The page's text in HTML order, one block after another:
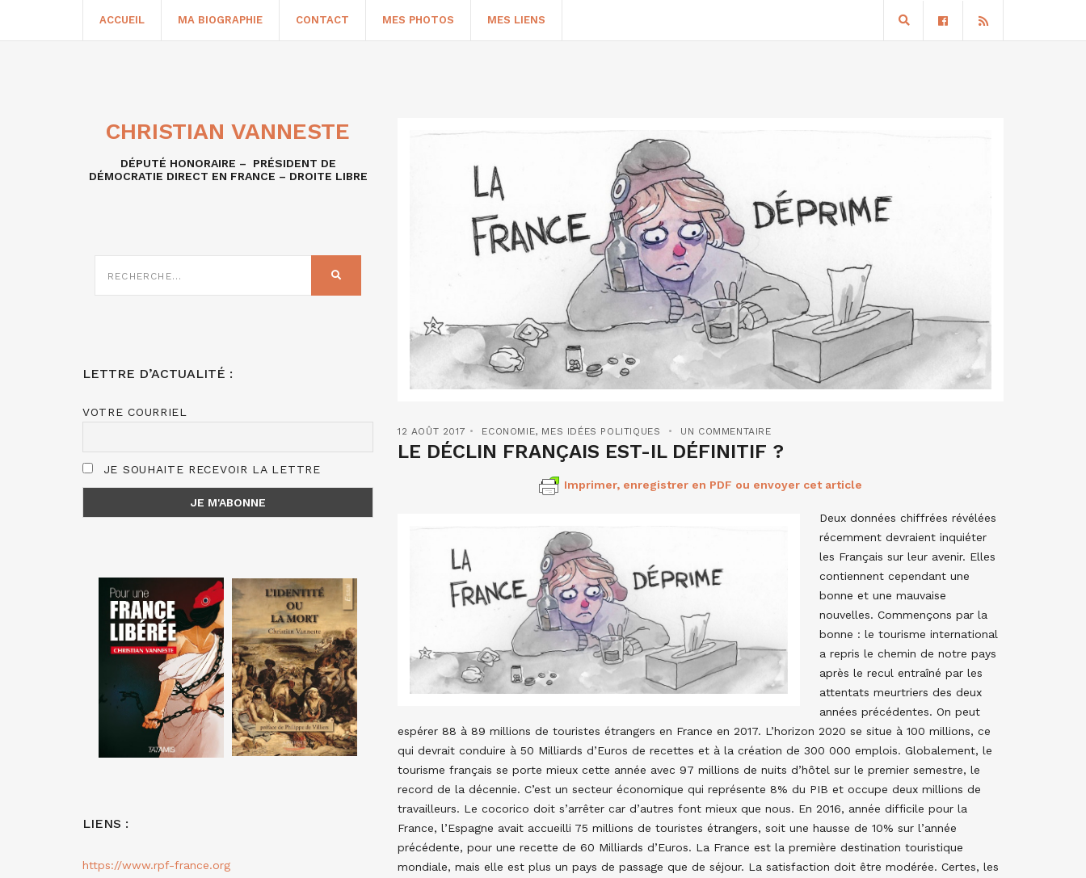
ACCUEIL MA BIOGRAPHIE CONTACT MES PHOTOS MES LIENS
12 AOÛT 2017 ECONOMIE, MES IDÉES POLITIQUES UN COMMENTAIRE
LE DÉCLIN FRANÇAIS EST-IL DÉFINITIF ?
Imprimer, enregistrer en PDF ou envoyer cet article
Deux données chiffrées révélées
récemment devraient inquiéter
les Français sur leur avenir. Elles
contiennent cependant une
bonne et une mauvaise
nouvelles. Commençons par la
bonne : le tourisme international
a repris le chemin de notre pays
après le recul entraîné par les
attentats meurtriers des deux
années précédentes. On peut
espérer 88 à 89 millions de touristes étrangers en France en 2017. L’horizon 2020 se situe à 100 millions, ce
qui devrait conduire à 50 Milliards d’Euros de recettes et à la création de 300 000 emplois. Globalement, le
tourisme français se porte mieux cette année avec 97 millions de nuits d’hôtel sur le premier semestre, le
record de la décennie. C’est un secteur économique qui représente 8% du PIB et occupe deux millions de
travailleurs. Le cocorico doit s’arrêter car d’autres font mieux que nous. En 2016, année difficile pour la
France, l’Espagne avait accueilli 75 millions de touristes étrangers, soit une hausse de 10% sur l’année
précédente, pour une recette de 60 Milliards d’Euros. La France est la première destination touristique
mondiale, mais elle est plus un pays de passage que de séjour. La satisfaction doit être modérée. Certes, les
CHRISTIAN VANNESTE
DÉPUTÉ HONORAIRE – PRÉSIDENT DE
DÉMOCRATIE DIRECT EN FRANCE – DROITE LIBRE
SUR
LETTRE D’ACTUALITÉ :
VOTRE COURRIEL
JE SOUHAITE RECEVOIR LA LETTRE
LIENS :
https://www.rpf-france.org